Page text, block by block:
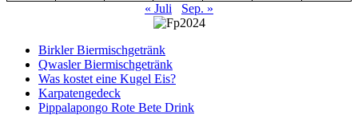
« Juli
Sep. »
Birkler Biermischgetränk
Qwasler Biermischgetränk
Was kostet eine Kugel Eis?
Karpatengedeck
Pippalapongo Rote Bete Drink